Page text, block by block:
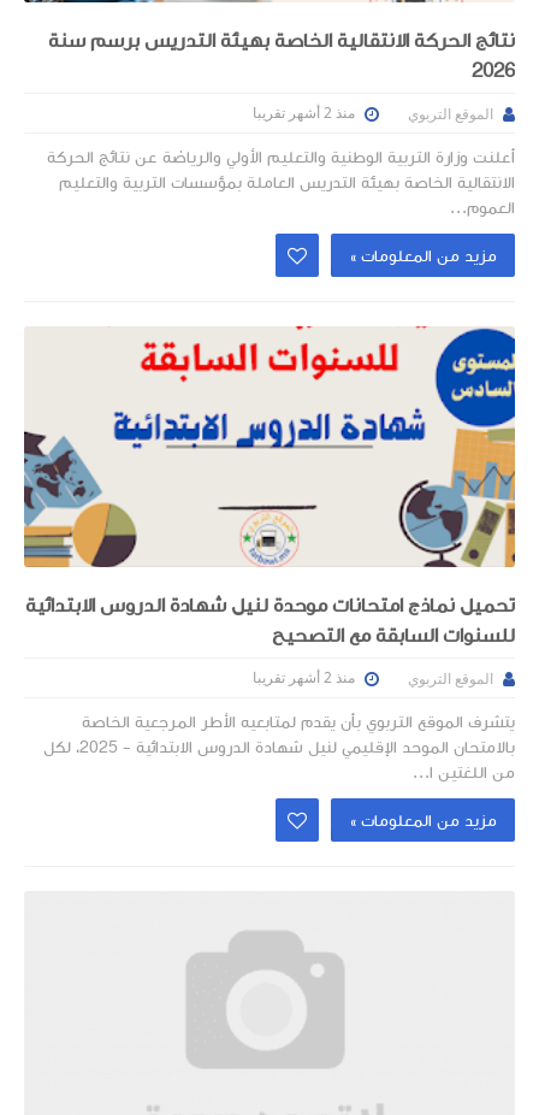
نتائج الحركة الانتقالية الخاصة بهيئة التدريس برسم سنة
2026
الموقع التربوي منذ 2 أشهر تقريبا
أعلنت وزارة التربية الوطنية والتعليم الأولي والرياضة عن نتائج الحركة
الانتقالية الخاصة بهيئة التدريس العاملة بمؤسسات التربية والتعليم
العموم...
مزيد من المعلومات »
تحميل نماذج امتحانات موحدة لنيل شهادة الدروس الابتدائية
للسنوات السابقة مع التصحيح
الموقع التربوي منذ 2 أشهر تقريبا
يتشرف الموقع التربوي بأن يقدم لمتابعيه الأطر المرجعية الخاصة
بالامتحان الموحد الإقليمي لنيل شهادة الدروس الابتدائية - 2025، لكل
من اللغتين ا...
مزيد من المعلومات »